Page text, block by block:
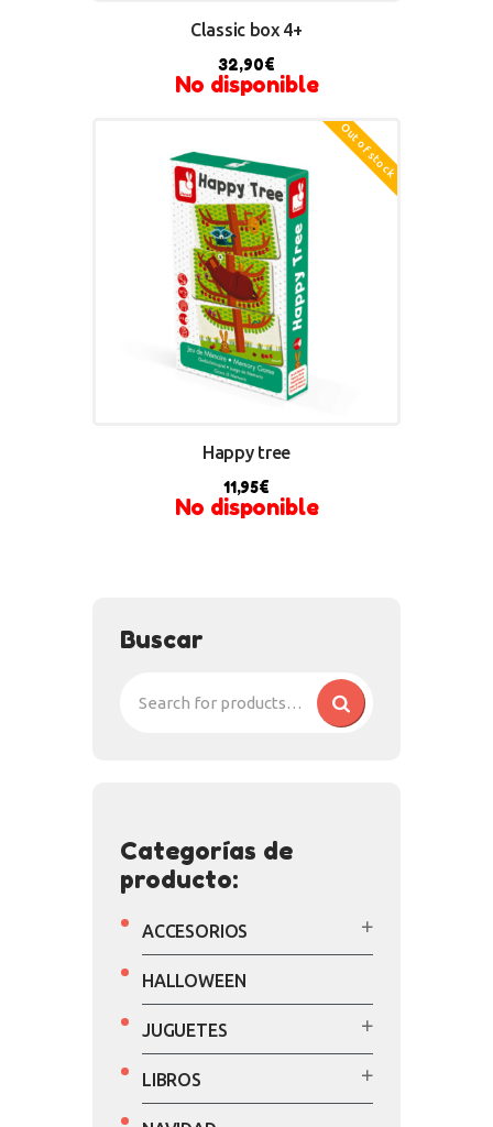
Classic box 4+
32,90€
No disponible
Out of stock
Happy tree
11,95€
No disponible
Buscar
Categorías de
producto:
ACCESORIOS
HALLOWEEN
JUGUETES
LIBROS